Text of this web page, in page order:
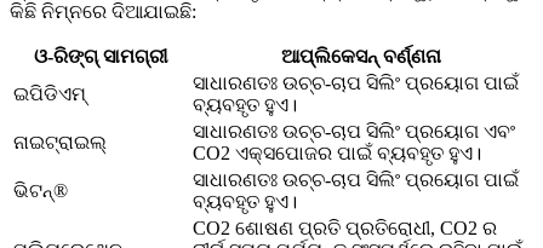
କିଛି ନିମ୍ନରେ ଦିଆଯାଇଛି:
ଓ-ରିଙ୍ଗ୍ ସାମଗ୍ରୀ
ଆପ୍ଲିକେସନ୍ ବର୍ଣ୍ଣନା
ଇପିଡିଏମ୍
ସାଧାରଣତଃ ଉଚ୍ଚ-ଚାପ ସିଲିଂ ପ୍ରୟୋଗ ପାଇଁ
ବ୍ୟବହୃତ ହୁଏ।
ନାଇଟ୍ରାଇଲ୍
ସାଧାରଣତଃ ଉଚ୍ଚ-ଚାପ ସିଲିଂ ପ୍ରୟୋଗ ଏବଂ
CO2 ଏକ୍ସପୋଜର ପାଇଁ ବ୍ୟବହୃତ ହୁଏ।
ଭିଟନ୍®
ସାଧାରଣତଃ ଉଚ୍ଚ-ଚାପ ସିଲିଂ ପ୍ରୟୋଗ ପାଇଁ
ବ୍ୟବହୃତ ହୁଏ।
CO2 ଶୋଷଣ ପ୍ରତି ପ୍ରତିରୋଧୀ, CO2 ର